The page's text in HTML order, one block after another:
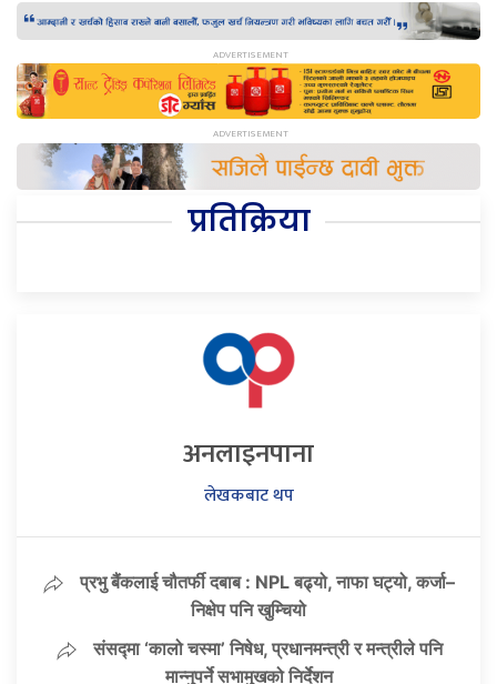
प्रतिक्रिया
अनलाइनपाना
लेखकबाट थप
प्रभु बैंकलाई चौतर्फी दबाब : NPL बढ्यो, नाफा घट्यो, कर्जा–
निक्षेप पनि खुम्चियो
संसद्मा ‘कालो चस्मा’ निषेध, प्रधानमन्त्री र मन्त्रीले पनि
मान्नुपर्ने सभामुखको निर्देशन